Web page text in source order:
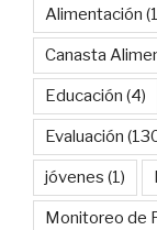
Alimentación
Canasta
Educación (4)
Evaluación
jóvenes (1)
Monitoreo de